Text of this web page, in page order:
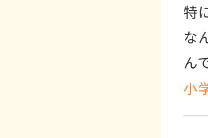
特
な
小